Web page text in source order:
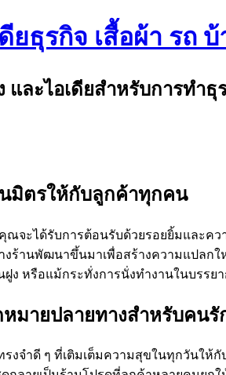
ยธุรกิจ เสื้อผ้า รถ
และไอเดียสำหรับการทำ
มิตรให้กับลูกค้าทุกคน
ณจะได้รับการต้อนรับด้วยรอยยิ้มและ
ร้านพัฒนาขึ้นมาเพื่อสร้างความแปลกใ
ง หรือแม้กระทั่งการนั่งทำงานในบรร
มายปลายทางสำหรับคนรั
งจำดี ๆ ที่เติมเต็มความสุขในทุกวันใ